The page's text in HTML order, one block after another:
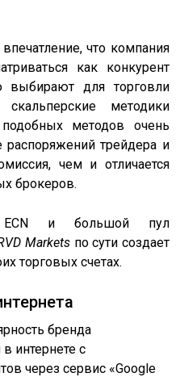
что компания
как конкурент
выбирают для торговли
методики
методов очень
трейдера и
чем и отличается
брокеров.
ECN и большой пул
Markets по сути создает
торговых счетах.
бренда
интернете с
через сервис «Google